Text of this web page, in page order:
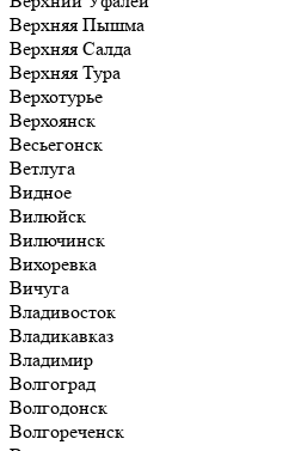
Верхняя Пышма
Верхняя Салда
Верхняя Тура
Верхотурье
Верхоянск
Весьегонск
Ветлуга
Видное
Вилюйск
Вилючинск
Вихоревка
Вичуга
Владивосток
Владикавказ
Владимир
Волгоград
Волгодонск
Волгореченск